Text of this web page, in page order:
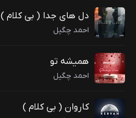
دل های جدا ( بی کلام )
احمد چگیل
همیشه تو
احمد چگیل
کاروان ( بی کلام )